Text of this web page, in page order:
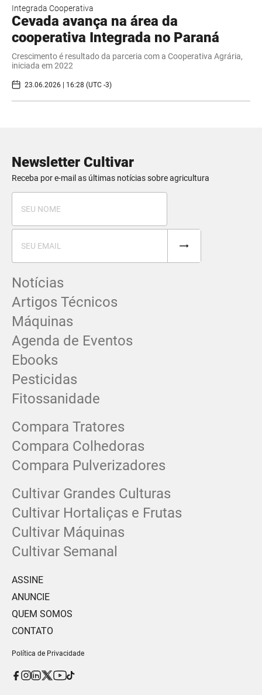
Integrada Cooperativa
Cevada avança na área da
cooperativa Integrada no Paraná
Crescimento é resultado da parceria com a Cooperativa Agrária,
iniciada em 2022
23.06.2026 | 16:28 (UTC -3)
Newsletter Cultivar
Receba por e-mail as últimas notícias sobre agricultura
Notícias
Artigos Técnicos
Máquinas
Agenda de Eventos
Ebooks
Pesticidas
Fitossanidade
Compara Tratores
Compara Colhedoras
Compara Pulverizadores
Cultivar Grandes Culturas
Cultivar Hortaliças e Frutas
Cultivar Máquinas
Cultivar Semanal
ASSINE
ANUNCIE
QUEM SOMOS
CONTATO
Política de Privacidade